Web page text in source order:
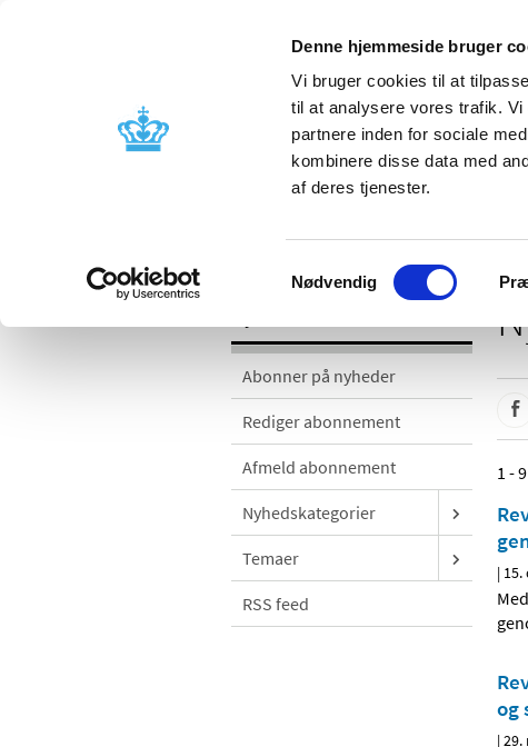
Denne hjemmeside bruger
Vi bruger cookies til at
til at analysere vores trafik.
partnere inden for sociale
kombinere disse data med
af deres tjenester.
Samtykkevalg
Nødvendig
Godkendelse og
Bivirkninger og
Abonner på nyheder
Rediger abonnement
Afmeld abonnement
Nyhedskategorier
Temaer
RSS feed
1 -
| 15.
og
|29.